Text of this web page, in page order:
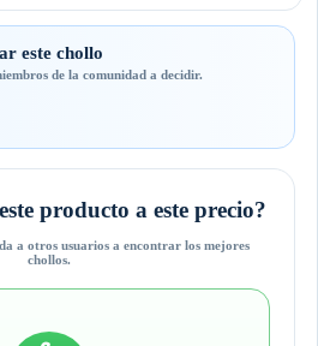
este chollo
de la comunidad a decidir.
producto a este precio?
a otros usuarios a encontrar los mejores
chollos.